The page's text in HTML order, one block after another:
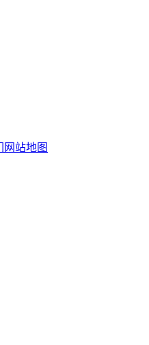
网站地图